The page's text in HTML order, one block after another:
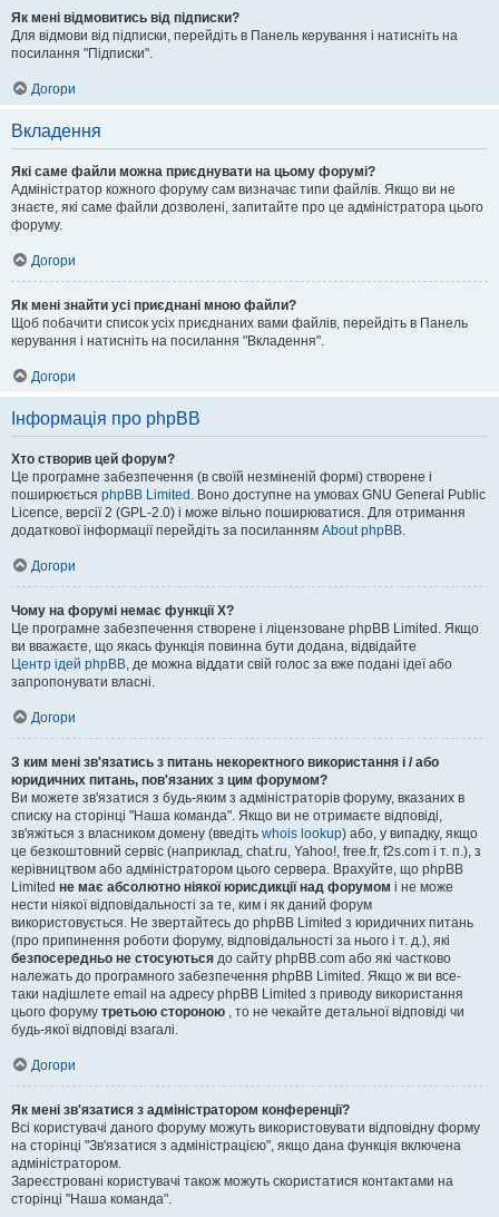
Як мені відмовитись від підписки?
Для відмови від підписки, перейдіть в Панель керування і натисніть на
посилання "Підписки".
Догори
Вкладення
Які саме файли можна приєднувати на цьому форумі?
Адміністратор кожного форуму сам визначає типи файлів. Якщо ви не
знаєте, які саме файли дозволені, запитайте про це адміністратора цього
форуму.
Догори
Як мені знайти усі приєднані мною файли?
Щоб побачити список усіх приєднаних вами файлів, перейдіть в Панель
керування і натисніть на посилання "Вкладення".
Догори
Інформація про phpBB
Хто створив цей форум?
Це програмне забезпечення (в своїй незміненій формі) створене і
поширюється phpBB Limited . Воно доступне на умовах GNU General Public
Licence, версії 2 (GPL-2.0) і може вільно поширюватися. Для отримання
додаткової інформації перейдіть за посиланням About phpBB.
Догори
Чому на форумі немає функції X?
Це програмне забезпечення створене і ліцензоване phpBB Limited. Якщо
ви вважаєте, що якась функція повинна бути додана, відвідайте
Центр ідей phpBB, де можна віддати свій голос за вже подані ідеї або
запропонувати власні.
Догори
З ким мені зв'язатись з питань некоректного використання і / або
юридичних питань, пов'язаних з цим форумом?
Ви можете зв'язатися з будь-яким з адміністраторів форуму, вказаних в
списку на сторінці "Наша команда". Якщо ви не отримаєте відповіді,
зв'яжіться з власником домену (введіть whois lookup) або, у випадку, якщо
це безкоштовний сервіс (наприклад, chat.ru, Yahoo!, free.fr, f2s.com і т. п.), з
керівництвом або адміністратором цього сервера. Врахуйте, що phpBB
Limited не має абсолютно ніякої юрисдикції над форумом і не може
нести ніякої відповідальності за те, ким і як даний форум
використовується. Не звертайтесь до phpBB Limited з юридичних питань
(про припинення роботи форуму, відповідальності за нього і т. д.), які
безпосередньо не стосуються до сайту phpBB.com або які частково
належать до програмного забезпечення phpBB Limited. Якщо ж ви все-
таки надішлете email на адресу phpBB Limited з приводу використання
цього форуму третьою стороною , то не чекайте детальної відповіді чи
будь-якої відповіді взагалі.
Догори
Як мені зв'язатися з адміністратором конференції?
Всі користувачі даного форуму можуть використовувати відповідну форму
на сторінці "Зв'язатися з адміністрацією", якщо дана функція включена
адміністратором.
Зареєстровані користувачі також можуть скористатися контактами на
сторінці "Наша команда".